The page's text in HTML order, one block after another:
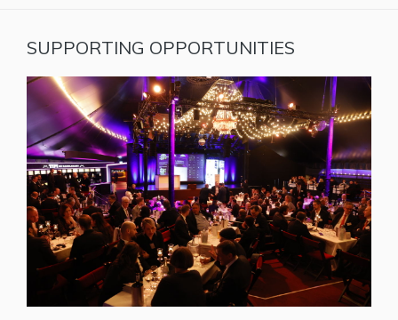
SUPPORTING OPPORTUNITIES